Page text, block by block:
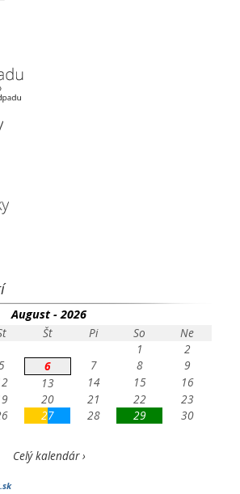
August - 2026
Št Pi So
Ne
1
2
6 7 8
9
13 14 15
16
20 21 22
23
27 28 29
30
Celý kalendár ›